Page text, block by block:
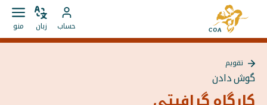
مستقیما
محتوا
صفحه
اصلی
به
حساب
حساب
زبان
تغییر
زبان
باز
منو
منو
بازگشت
به
Page
تقویم
گوش دادن
کارگاه گرافیتی